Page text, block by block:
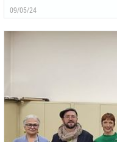
09/05/24